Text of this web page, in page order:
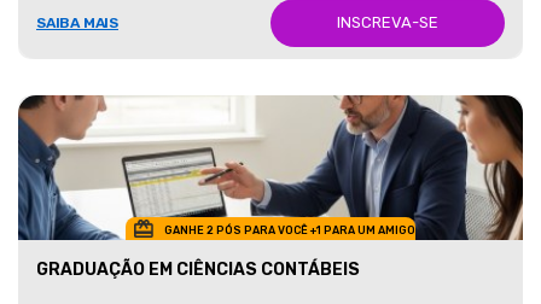
SAIBA MAIS INSCREVA-SE
GANHE 2 PÓS PARA VOCÊ +1 PARA UM AMIGO
GRADUAÇÃO EM CIÊNCIAS CONTÁBEIS